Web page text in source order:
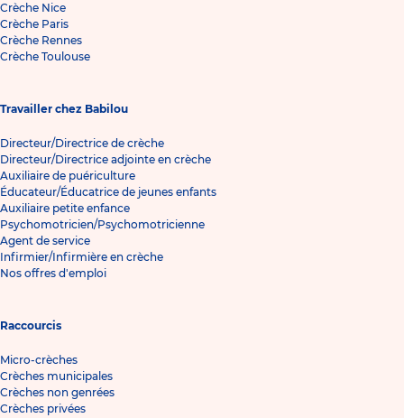
Crèche Nice
Crèche Paris
Crèche Rennes
Crèche Toulouse
Travailler chez Babilou
Directeur/Directrice de crèche
Directeur/Directrice adjointe en crèche
Auxiliaire de puériculture
Éducateur/Éducatrice de jeunes enfants
Auxiliaire petite enfance
Psychomotricien/Psychomotricienne
Agent de service
Infirmier/Infirmière en crèche
Nos offres d'emploi
Raccourcis
Micro-crèches
Crèches municipales
Crèches non genrées
Crèches privées